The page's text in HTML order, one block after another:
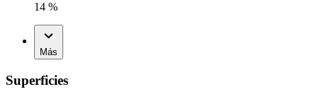
14 %
Más
Superficies